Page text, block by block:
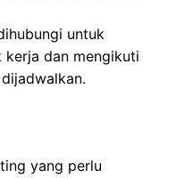
untuk
kerja dan mengikuti
yang perlu